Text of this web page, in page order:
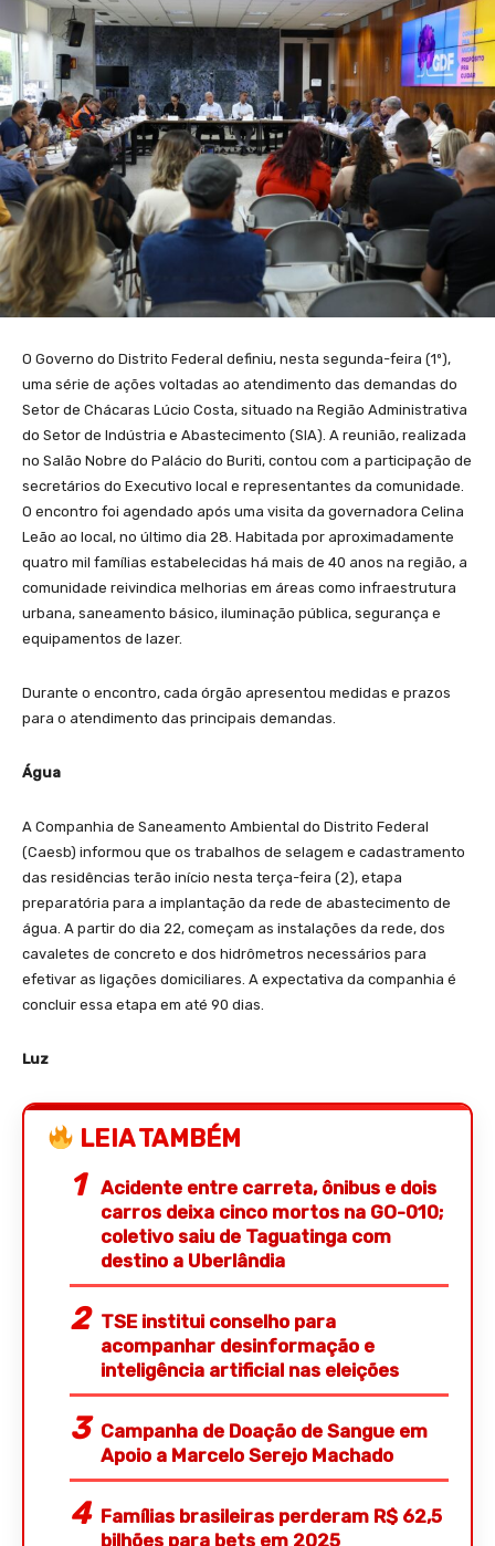
O Governo do Distrito Federal definiu, nesta segunda-feira (1º),
uma série de ações voltadas ao atendimento das demandas do
Setor de Chácaras Lúcio Costa, situado na Região Administrativa
do Setor de Indústria e Abastecimento (SIA). A reunião, realizada
no Salão Nobre do Palácio do Buriti, contou com a participação de
secretários do Executivo local e representantes da comunidade.
O encontro foi agendado após uma visita da governadora Celina
Leão ao local, no último dia 28. Habitada por aproximadamente
quatro mil famílias estabelecidas há mais de 40 anos na região, a
comunidade reivindica melhorias em áreas como infraestrutura
urbana, saneamento básico, iluminação pública, segurança e
equipamentos de lazer.
Durante o encontro, cada órgão apresentou medidas e prazos
para o atendimento das principais demandas.
Água
A Companhia de Saneamento Ambiental do Distrito Federal
(Caesb) informou que os trabalhos de selagem e cadastramento
das residências terão início nesta terça-feira (2), etapa
preparatória para a implantação da rede de abastecimento de
água. A partir do dia 22, começam as instalações da rede, dos
cavaletes de concreto e dos hidrômetros necessários para
efetivar as ligações domiciliares. A expectativa da companhia é
concluir essa etapa em até 90 dias.
Luz
LEIA TAMBÉM
Acidente entre carreta, ônibus e dois
carros deixa cinco mortos na GO-010;
coletivo saiu de Taguatinga com
destino a Uberlândia
TSE institui conselho para
acompanhar desinformação e
inteligência artificial nas eleições
Campanha de Doação de Sangue em
Apoio a Marcelo Serejo Machado
Famílias brasileiras perderam R$ 62,5
bilhões para bets em 2025